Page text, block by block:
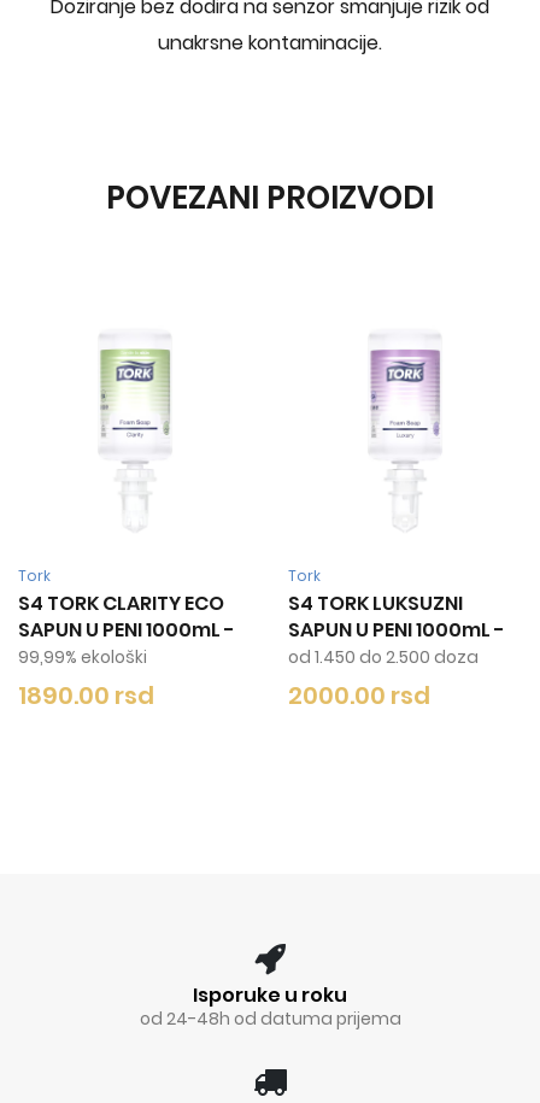
Doziranje bez dodira na senzor smanjuje rizik od
unakrsne kontaminacije.
POVEZANI PROIZVODI
1000mL -
doza
TORK T8 IMAGE DESIGN
SMART ONE DISPENZER
ZA TOALET PAPIR INOX
24200.00 rsd
H1
DESIGN
UBRUS
Isporuke u roku
od 24-48h od datuma prijema